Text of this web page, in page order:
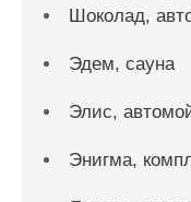
Шоколад,
Эдем, сауна
Элис,
Энигма,